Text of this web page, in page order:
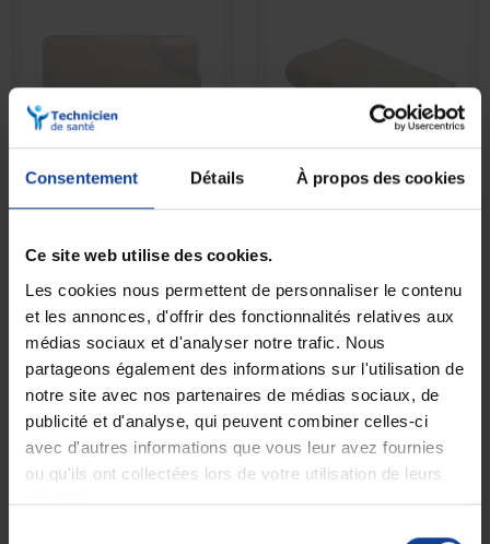
Consentement Détails À propos des cookies
Ce site web utilise des cookies.
Les cookies nous permettent de personnaliser le contenu
et les annonces, d'offrir des fonctionnalités relatives aux
médias sociaux et d'analyser notre trafic. Nous
partageons également des informations sur l'utilisation de
notre site avec nos partenaires de médias sociaux, de
publicité et d'analyse, qui peuvent combiner celles-ci
avec d'autres informations que vous leur avez fournies
ou qu'ils ont collectées lors de votre utilisation de leurs
services.
EN STOCK
Oreiller cervical
44,90 €
Oreiller anti-ronflement à
49,90 €